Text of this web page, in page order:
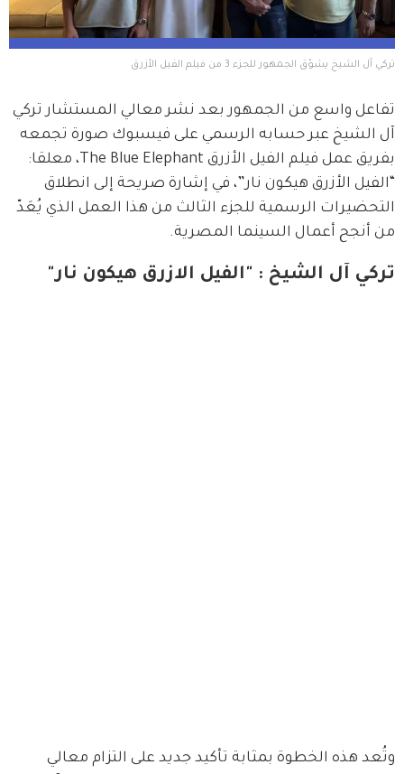
تركي آل الشيخ يشوّق الجمهور للجزء 3 من فيلم الفيل الأزرق
تفاعل واسع من الجمهور بعد نشر معالي المستشار تركي
آل الشيخ عبر حسابه الرسمي على فيسبوك صورة تجمعه
بفريق عمل فيلم الفيل الأزرق The Blue Elephant، معلقا:
“الفيل الأزرق هيكون نار”، في إشارة صريحة إلى انطلاق
التحضيرات الرسمية للجزء الثالث من هذا العمل الذي يُعَدّ
من أنجح أعمال السينما المصرية.
تركي آل الشيخ : "الفيل الازرق هيكون نار"
وتُعد هذه الخطوة بمثابة تأكيد جديد على التزام معالي